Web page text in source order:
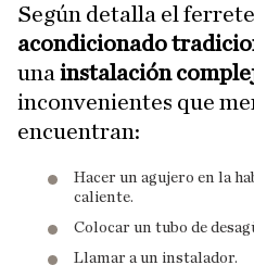
Según detalla el
acondicionado
una instalación
inconvenientes que
encuentran:
Hacer un agujero en la
caliente.
Colocar un tubo de
Llamar a un instalador.